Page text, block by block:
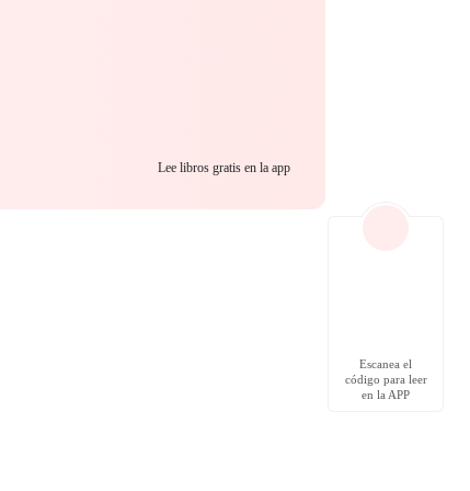
Lee libros gratis en la app
Escanea el
código para leer
en la APP